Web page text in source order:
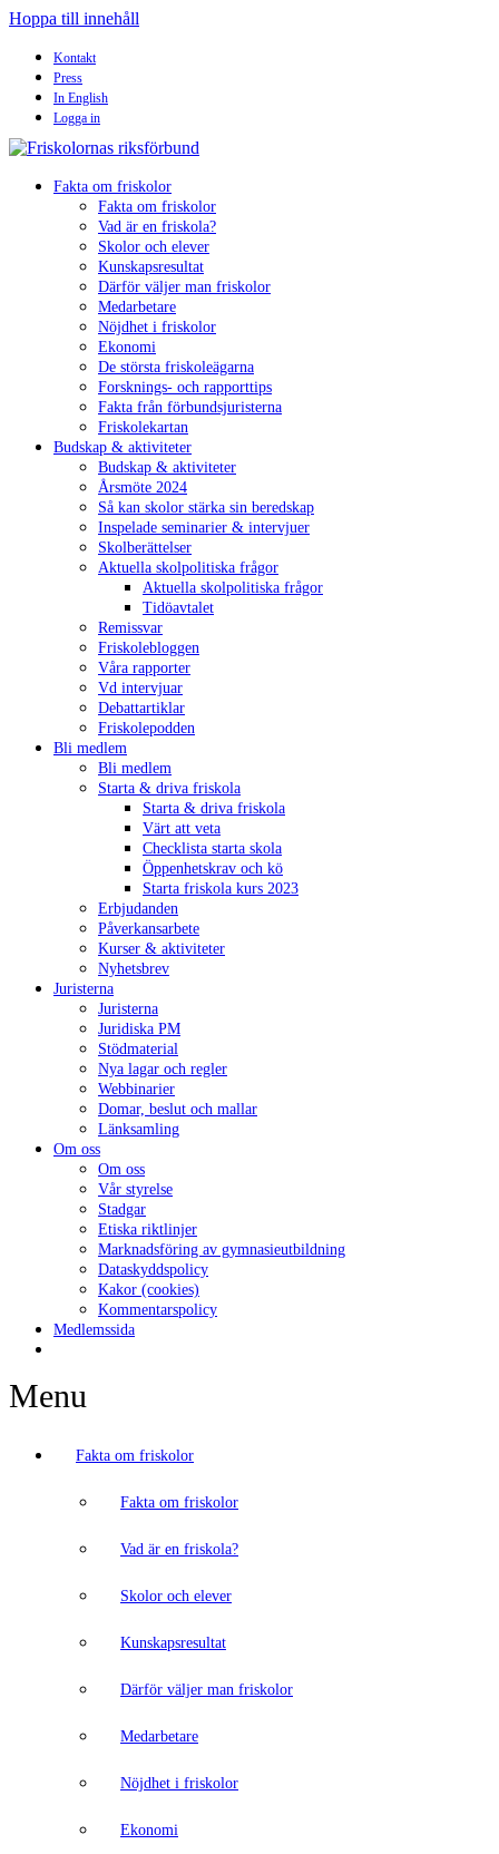
Hoppa till innehåll
Kontakt
Press
In English
Logga in
Fakta om friskolor
Fakta om friskolor
Vad är en friskola?
Skolor och elever
Kunskapsresultat
Därför väljer man friskolor
Medarbetare
Nöjdhet i friskolor
Ekonomi
De största friskoleägarna
Forsknings- och rapporttips
Fakta från förbundsjuristerna
Friskolekartan
Budskap & aktiviteter
Budskap & aktiviteter
Årsmöte 2024
Så kan skolor stärka sin beredskap
Inspelade seminarier & intervjuer
Skolberättelser
Aktuella skolpolitiska frågor
Aktuella skolpolitiska frågor
Tidöavtalet
Remissvar
Friskolebloggen
Våra rapporter
Vd intervjuar
Debattartiklar
Friskolepodden
Bli medlem
Bli medlem
Starta & driva friskola
Starta & driva friskola
Värt att veta
Checklista starta skola
Öppenhetskrav och kö
Starta friskola kurs 2023
Erbjudanden
Påverkansarbete
Kurser & aktiviteter
Nyhetsbrev
Juristerna
Juristerna
Juridiska PM
Stödmaterial
Nya lagar och regler
Webbinarier
Domar, beslut och mallar
Länksamling
Om oss
Om oss
Vår styrelse
Stadgar
Etiska riktlinjer
Marknadsföring av gymnasieutbildning
Dataskyddspolicy
Kakor (cookies)
Kommentarspolicy
Medlemssida
Menu
Fakta om friskolor
Fakta om friskolor
Vad är en friskola?
Skolor och elever
Kunskapsresultat
Därför väljer man friskolor
Medarbetare
Nöjdhet i friskolor
Ekonomi